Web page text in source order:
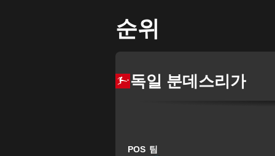
순위
독일 분데스리가
POS 팀